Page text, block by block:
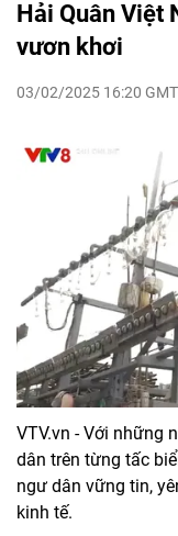
Hải Quân Việt
vươn khơi
03/02/2025 16:20
VTV.vn - Với những
dân trên từng tấc
ngư dân vững tin,
kinh tế.